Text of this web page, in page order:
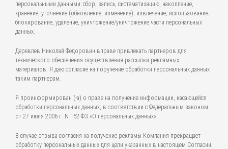
персональными данными: сбор, запись, систематизацию, накопление,
хранение, уточнение (обновление, изменение), извлечение, использование,
блокирование, удаление, уничтожение/уничтожение части персональных
данных.
Деревлев Николай Федорович вправе привлекать партнеров для
технического обеспечения осуществления рассылки рекламных
материалов. Я даю согласие на поручение обработки персональных данных
таким партнерам.
Я проинформирован (-а) о праве на получение информации, касающейся
обработки персональных данных, в соответствии с Федеральным законом
от 27 июля 2006 г. N 152-ФЗ «О персональных данных».
В случае отзыва согласия на получение рекламы Компания прекращает
обработку персональных данных для цели указанных в настоящем Согласии.